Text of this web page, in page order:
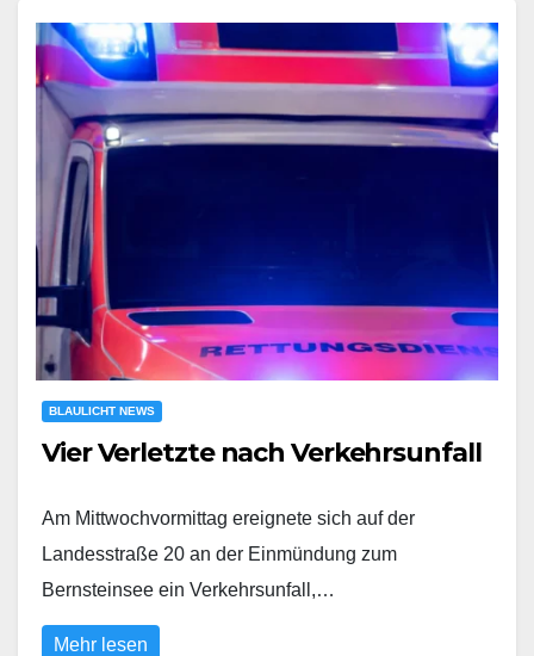
BLAULICHT NEWS
Vier Verletzte nach Verkehrsunfall
Am Mittwochvormittag ereignete sich auf der
Landesstraße 20 an der Einmündung zum
Bernsteinsee ein Verkehrsunfall,…
Mehr lesen